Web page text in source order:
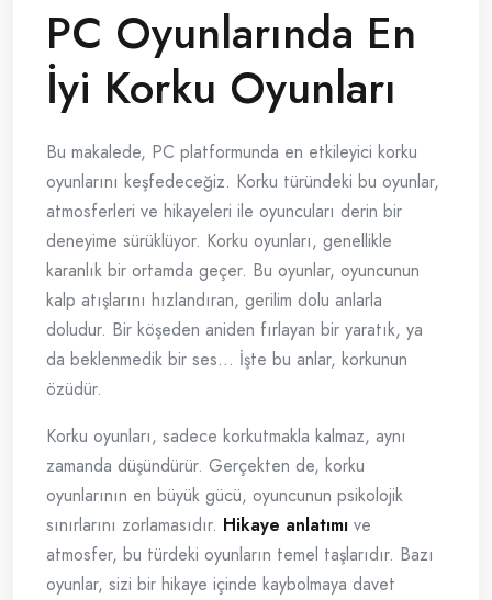
PC Oyunlarında En
İyi Korku Oyunları
Bu makalede, PC platformunda en etkileyici korku
oyunlarını keşfedeceğiz. Korku türündeki bu oyunlar,
atmosferleri ve hikayeleri ile oyuncuları derin bir
deneyime sürüklüyor. Korku oyunları, genellikle
karanlık bir ortamda geçer. Bu oyunlar, oyuncunun
kalp atışlarını hızlandıran, gerilim dolu anlarla
doludur. Bir köşeden aniden fırlayan bir yaratık, ya
da beklenmedik bir ses… İşte bu anlar, korkunun
özüdür.
Korku oyunları, sadece korkutmakla kalmaz, aynı
zamanda düşündürür. Gerçekten de, korku
oyunlarının en büyük gücü, oyuncunun psikolojik
sınırlarını zorlamasıdır. Hikaye anlatımı ve
atmosfer, bu türdeki oyunların temel taşlarıdır. Bazı
oyunlar, sizi bir hikaye içinde kaybolmaya davet